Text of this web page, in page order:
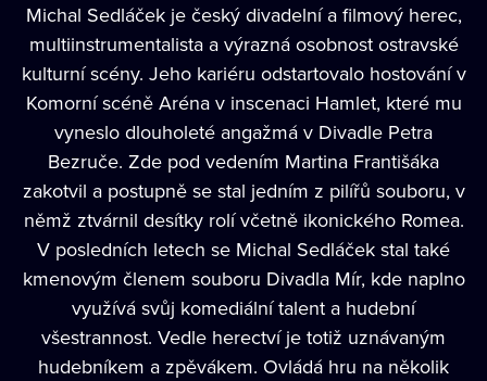
Michal Sedláčekje český divadelní a filmový herec,
multiinstrumentalista a výrazná osobnost ostravské
kulturní scény. Jeho kariéru odstartovalo hostování v
Komorní scéně Aréna v inscenaci Hamlet, které mu
vyneslo dlouholeté angažmá v Divadle Petra
Bezruče. Zde pod vedením Martina Františáka
zakotvil a postupně se stal jedním z pilířů souboru, v
němž ztvárnil desítky rolí včetně ikonického Romea.
V posledních letech se Michal Sedláček stal také
kmenovým členem souboru Divadla Mír, kde naplno
využívá svůj komediální talent a hudební
všestrannost. Vedle herectví je totiž uznávaným
hudebníkem a zpěvákem. Ovládá hru na několik